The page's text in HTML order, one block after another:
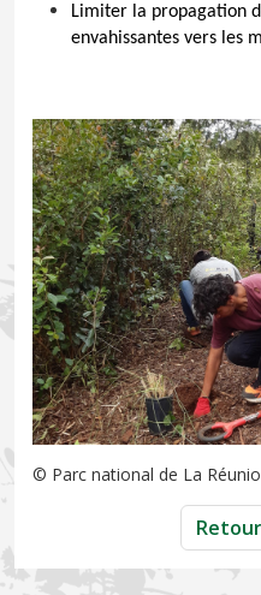
Limiter la propagation
envahissantes vers les
© Parc national de La